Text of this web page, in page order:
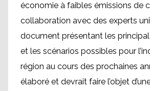
économie à faibles émissions de
collaboration avec des experts
document présentant les
et les scénarios possibles pour
région au cours des prochaines
élaboré et devrait faire l’objet